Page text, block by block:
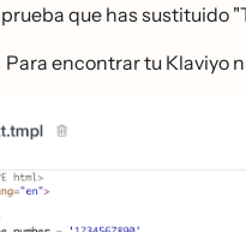
que has sustituido
Para encontrar tu Klaviyo